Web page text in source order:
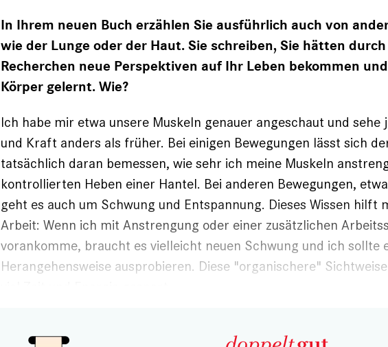
In Ihrem neuen Buch erzählen Sie ausführlich auch von
wie der Lunge oder der Haut. Sie schreiben, Sie hätten
Recherchen neue Perspektiven auf Ihr Leben bekommen
Körper gelernt. Wie?
Ich habe mir etwa unsere Muskeln genauer ­angeschaut und sehe
und Kraft anders als früher. Bei einigen Bewegungen lässt sich
tatsächlich daran bemessen, wie sehr ich meine Muskeln
kontrollierten Heben einer Hantel. Bei anderen Bewegungen,
geht es auch um Schwung und Entspannung. Dieses ­Wissen hilft
Arbeit: Wenn ich mit Anstrengung oder einer zusätzlichen
vorankomme, braucht es vielleicht neuen Schwung und ich sollte
Heran­gehensweise ausprobieren. Diese "organischere"